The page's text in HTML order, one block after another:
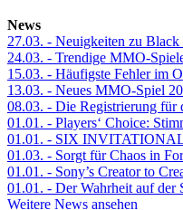
News
27.03. - Neuigkeiten zu Black
24.03. - Trendige MMO-
15.03. - Häufigste Fehler im
13.03. - Neues MMO-Spiel
08.03. - Die Registrierung für
01.01. - Players‘ Choice:
01.01. - SIX
01.03. - Sorgt für Chaos in
01.01. - Sony’s Creator to
01.01. - Der Wahrheit auf der
Weitere News ansehen